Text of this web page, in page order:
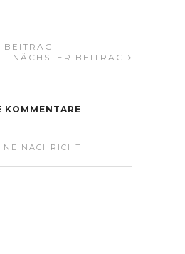
BEITRAG
NÄCHSTER BEITRAG
KOMMENTARE
NACHRICHT